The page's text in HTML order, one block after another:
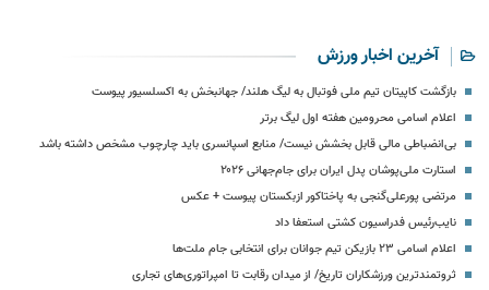
آخرین اخبار ورزش
بازگشت کاپیتان تیم ملی فوتبال به لیگ هلند/ جهانبخش به اکسلسیور پیوست
اعلام اسامی محرومین هفته اول لیگ برتر
بی‌انضباطی مالی قابل بخشش نیست/ منابع اسپانسری باید چارچوب مشخص داشته باشد
استارت ملی‌پوشان پدل ایران برای جام‌جهانی ۲۰۲۶
مرتضی پورعلی‌گنجی به پاختاکور ازبکستان پیوست + عکس
نایب‌رئیس فدراسیون کشتی استعفا داد
اعلام اسامی ۲۳ بازیکن تیم جوانان برای انتخابی جام ملت‌ها
ثروتمندترین ورزشکاران تاریخ/ از میدان رقابت تا امپراتوری‌های تجاری